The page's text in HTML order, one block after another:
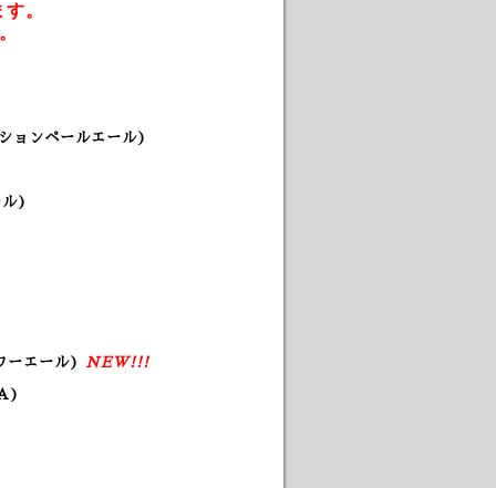
。
ョンペールエール)
ル)
ーエール) NEW!!!